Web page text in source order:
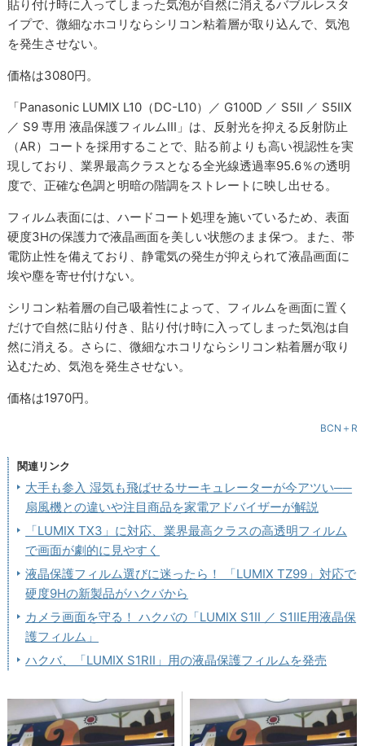
貼り付け時に入ってしまった気泡が自然に消えるバブルレスタ
イプで、微細なホコリならシリコン粘着層が取り込んで、気泡
を発生させない。
価格は3080円。
「Panasonic LUMIX L10（DC-L10）／ G100D ／ S5II ／ S5IIX
／ S9 専用 液晶保護フィルムIII」は、反射光を抑える反射防止
（AR）コートを採用することで、貼る前よりも高い視認性を実
現しており、業界最高クラスとなる全光線透過率95.6％の透明
度で、正確な色調と明暗の階調をストレートに映し出せる。
フィルム表面には、ハードコート処理を施いているため、表面
硬度3Hの保護力で液晶画面を美しい状態のまま保つ。また、帯
電防止性を備えており、静電気の発生が抑えられて液晶画面に
埃や塵を寄せ付けない。
シリコン粘着層の自己吸着性によって、フィルムを画面に置く
だけで自然に貼り付き、貼り付け時に入ってしまった気泡は自
然に消える。さらに、微細なホコリならシリコン粘着層が取り
込むため、気泡を発生させない。
価格は1970円。
BCN＋R
関連リンク
大手も参入 湿気も飛ばせるサーキュレーターが今アツい──
扇風機との違いや注目商品を家電アドバイザーが解説
「LUMIX TX3」に対応、業界最高クラスの高透明フィルム
で画面が劇的に見やすく
液晶保護フィルム選びに迷ったら！ 「LUMIX TZ99」対応で
硬度9Hの新製品がハクバから
カメラ画面を守る！ ハクバの「LUMIX S1II ／ S1IIE用液晶保
護フィルム」
ハクバ、「LUMIX S1RII」用の液晶保護フィルムを発売